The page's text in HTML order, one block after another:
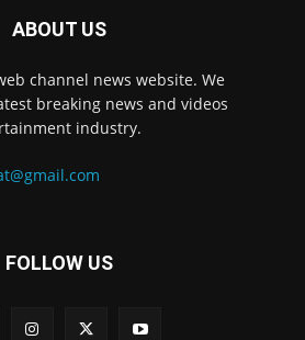
ABOUT US
channel news website. We
breaking news and videos
industry.
FOLLOW US